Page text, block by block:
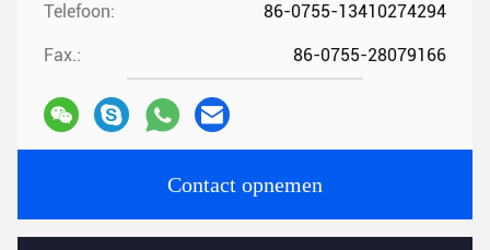
Telefoon: 86-0755-13410274294
Fax.: 86-0755-28079166
Contact opnemen